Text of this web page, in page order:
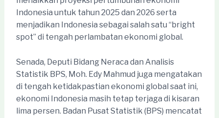
Indonesia untuk tahun 2025 dan 2026 serta
menjadikan Indonesia sebagai salah satu “bright
spot” di tengah perlambatan ekonomi global.
Senada, Deputi Bidang Neraca dan Analisis
Statistik BPS, Moh. Edy Mahmud juga mengatakan
di tengah ketidakpastian ekonomi global saat ini,
ekonomi Indonesia masih tetap terjaga di kisaran
lima persen. Badan Pusat Statistik (BPS) mencatat